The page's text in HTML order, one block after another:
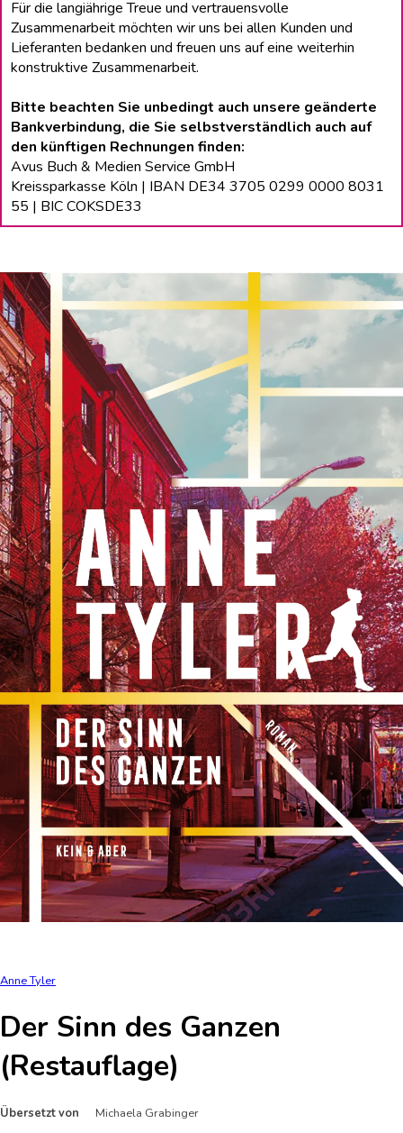
Für die langiährige Treue und vertrauensvolle
Zusammenarbeit möchten wir uns bei allen Kunden und
Lieferanten bedanken und freuen uns auf eine weiterhin
konstruktive Zusammenarbeit.
Bitte beachten Sie unbedingt auch unsere geänderte
Bankverbindung, die Sie selbstverständlich auch auf
den künftigen Rechnungen finden:
Avus Buch & Medien Service GmbH
Kreissparkasse Köln | IBAN DE34 3705 0299 0000 8031
55 | BIC COKSDE33
Anne Tyler
Der Sinn des Ganzen
(Restauflage)
Übersetzt von Michaela Grabinger